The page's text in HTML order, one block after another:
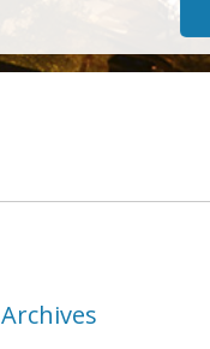
Archives